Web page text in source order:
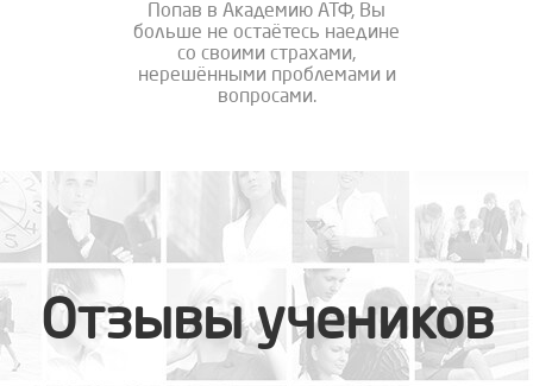
Попав в Академию АТФ, Вы
больше не остаётесь наедине
со своими страхами,
нерешёнными проблемами и
вопросами.
Отзывы учеников